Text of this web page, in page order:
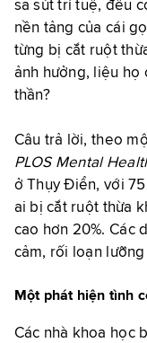
sa sút trí tuệ, đều
nền tảng của cái
từng bị cắt ruột
ảnh hưởng, liệu họ
thần?
Câu trả lời, theo
PLOS Mental
ở Thụy Điển, với
ai bị cắt ruột thừa
cao hơn 20%. Các
cảm, rối loạn lưỡng
Một phát hiện tình
Các nhà khoa học